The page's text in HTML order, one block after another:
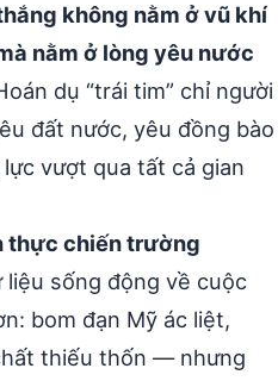
không nằm ở vũ khí
nằm ở lòng yêu nước
dụ “trái tim” chỉ người
đất nước, yêu đồng bào
vượt qua tất cả gian
thực chiến trường
liệu sống động về cuộc
bom đạn Mỹ ác liệt,
thiếu thốn — nhưng